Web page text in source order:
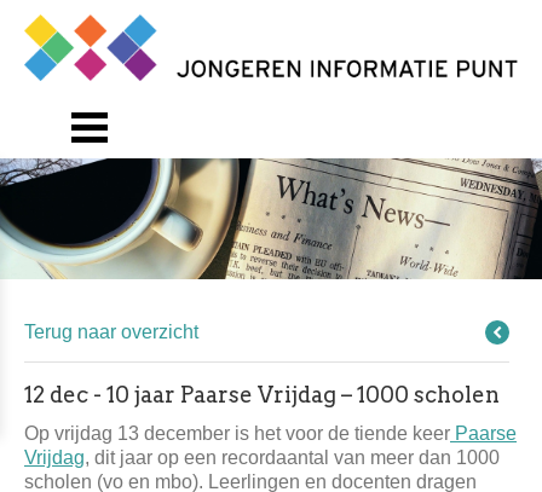
Terug naar overzicht
12 dec - 10 jaar Paarse Vrijdag – 1000 scholen
Op vrijdag 13 december is het voor de tiende keer Paarse
Vrijdag, dit jaar op een recordaantal van meer dan 1000
scholen (vo en mbo). Leerlingen en docenten dragen